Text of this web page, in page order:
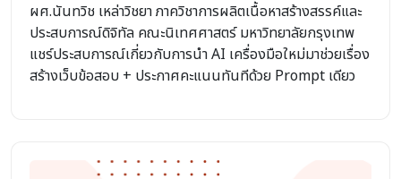
ผศ.นันทวิช เหล่าวิชยา ภาควิชาการผลิตเนื้อหาสร้างสรรค์และ
ประสบการณ์ดิจิทัล คณะนิเทศศาสตร์ มหาวิทยาลัยกรุงเทพ
แชร์ประสบการณ์เกี่ยวกับการนำ AI เครื่องมือใหม่มาช่วยเรื่อง
สร้างเว็บข้อสอบ + ประกาศคะแนนทันทีด้วย Prompt เดียว